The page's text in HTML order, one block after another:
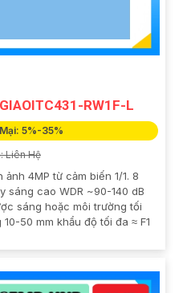
RW1F-L
5%-35%
Liên Hệ
ảnh 4MP từ cảm biến 1/1. 8
sáng cao WDR ~90-140 dB
sáng hoặc môi trường tối
50 mm khẩu độ tối đa ≈ F1